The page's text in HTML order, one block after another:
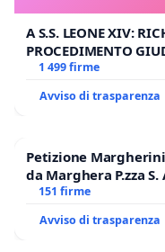
A S.S. LEONE XIV:
PROCEDIMENTO
BENEDETTO XVI
1 499 firme
Avviso di trasparenza
Petizione Margherini
da Marghera P.zza
Polo tariffa a € 1,50
151 firme
Avviso di trasparenza